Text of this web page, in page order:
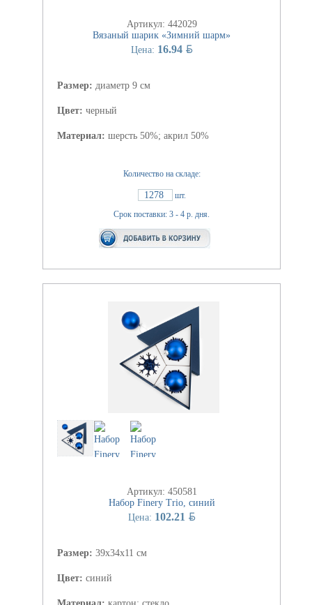
Артикул: 442029
Вязаный шарик «Зимний шарм»
Цена: 16.94 BYN
Размер: диаметр 9 см
Цвет: черный
Материал: шерсть 50%; акрил 50%
Количество на складе:
1278
шт.
Срок поставки: 3 - 4 р. дня.
Артикул: 450581
Набор Finery Trio, синий
Цена: 102.21 BYN
Размер: 39x34x11 см
Цвет: синий